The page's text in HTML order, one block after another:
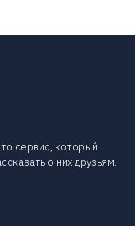
сервис, который
о них друзьям.